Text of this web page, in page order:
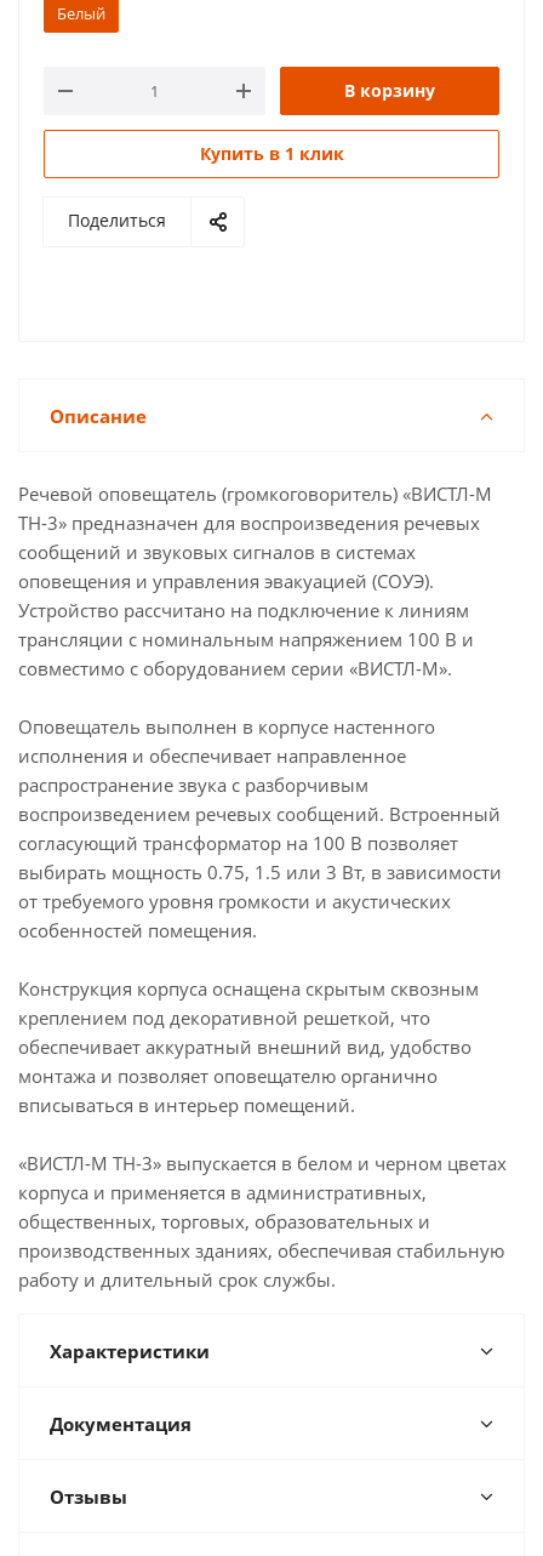
Белый
В корзину
Купить в 1 клик
Поделиться
Описание
Речевой оповещатель (громкоговоритель) «ВИСТЛ-М
ТН-3» предназначен для воспроизведения речевых
сообщений и звуковых сигналов в системах
оповещения и управления эвакуацией (СОУЭ).
Устройство рассчитано на подключение к линиям
трансляции с номинальным напряжением 100 В и
совместимо с оборудованием серии «ВИСТЛ-М».
Оповещатель выполнен в корпусе настенного
исполнения и обеспечивает направленное
распространение звука с разборчивым
воспроизведением речевых сообщений. Встроенный
согласующий трансформатор на 100 В позволяет
выбирать мощность 0.75, 1.5 или 3 Вт, в зависимости
от требуемого уровня громкости и акустических
особенностей помещения.
Конструкция корпуса оснащена скрытым сквозным
креплением под декоративной решеткой, что
обеспечивает аккуратный внешний вид, удобство
монтажа и позволяет оповещателю органично
вписываться в интерьер помещений.
«ВИСТЛ-М ТН-3» выпускается в белом и черном цветах
корпуса и применяется в административных,
общественных, торговых, образовательных и
производственных зданиях, обеспечивая стабильную
работу и длительный срок службы.
Характеристики
Документация
Отзывы